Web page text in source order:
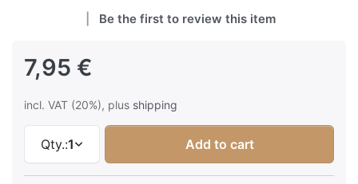
Be the first to review this item
7,95 €
incl. VAT (20%), plus shipping
Qty.:1 Add to cart